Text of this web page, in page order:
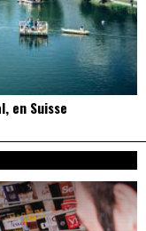
en Suisse